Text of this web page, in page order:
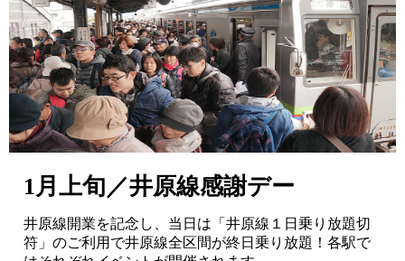
1月上旬／井原線感謝デー
井原線開業を記念し、当日は「井原線１日乗り放題切
符」のご利用で井原線全区間が終日乗り放題！各駅で